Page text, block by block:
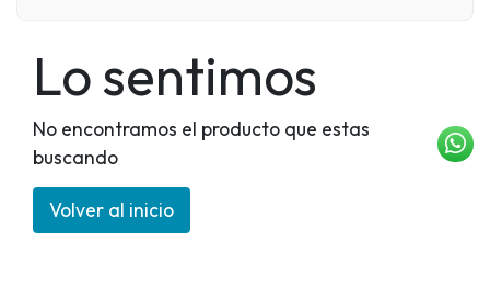
Lo sentimos
No encontramos el producto que estas
buscando
Volver al inicio